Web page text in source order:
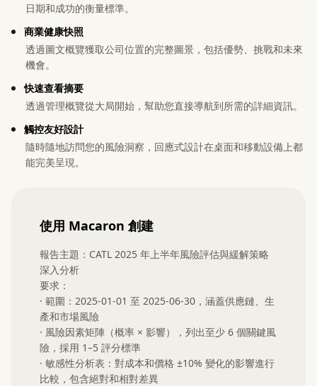
日期和成功的衡量標準。
商業健康快照
透過圖文概覽獲取公司位置的完整圖景，包括優勢、挑戰和未來
機會。
快速查看摘要
透過管理概覽從大局開始，幫助您直接導航到所需的詳細資訊。
觸控友好設計
隨時隨地訪問您的風險洞察，回應式設計在桌面和移動設備上都
能完美呈現。
使用 Macaron 創建
報告主題：CATL 2025 年上半年風險評估與緩解策略
深入分析
要求：
· 範圍：2025-01-01 至 2025-06-30，涵蓋供應鏈、生
產和市場風險
· 風險因素矩陣（概率 × 影響），列出至少 6 個關鍵風
險，採用 1–5 評分標準
· 敏感性分析表：對成本和價格 ±10% 變化的影響進行
比較，包含絕對和相對差異